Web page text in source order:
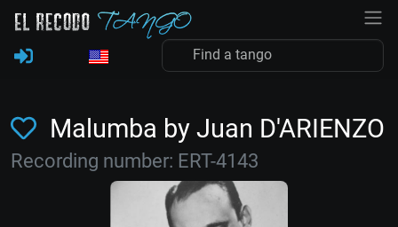
Malumba by Juan D'ARIENZO
Recording number: ERT-4143